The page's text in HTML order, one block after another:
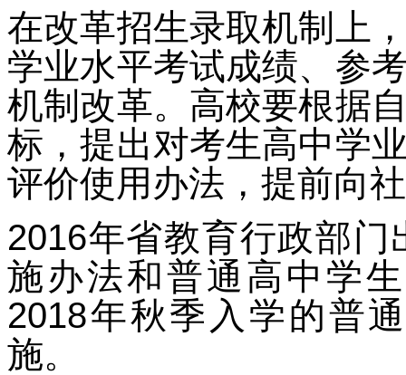
在改革招生录取机制上
学业水平考试成绩、参
机制改革。高校要根据
标，提出对考生高中学
评价使用办法，提前向
2016年省教育行政部
施办法和普通高中学
2018年秋季入学的普
施。